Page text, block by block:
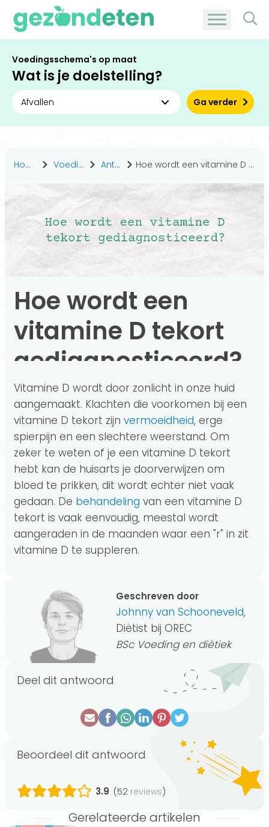
Voedingsschema's op maat
Wat is je doelstelling?
Ga verder
Home Voedingsstoffen Antwoorden Hoe wordt een vitamine D tekort gediagnosticeerd?
Hoe wordt een
vitamine D tekort
gediagnosticeerd?
Vitamine D wordt door zonlicht in onze huid
aangemaakt. Klachten die voorkomen bij een
vitamine D tekort zijn vermoeidheid, erge
spierpijn en een slechtere weerstand. Om
zeker te weten of je een vitamine D tekort
hebt kan de huisarts je doorverwijzen om
bloed te prikken, dit wordt echter niet vaak
gedaan. De behandeling van een vitamine D
tekort is vaak eenvoudig, meestal wordt
aangeraden in de maanden waar een "r" in zit
vitamine D te suppleren.
Geschreven door
Johnny van Schooneveld,
Diëtist bij OREC
BSc Voeding en diëtiek
Deel dit antwoord
Beoordeel dit antwoord
3.9 (52 reviews)
Gerelateerde artikelen